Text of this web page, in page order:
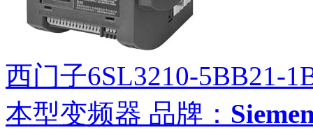
西门子6SL3210-5BB21-
本型变频器 品牌：